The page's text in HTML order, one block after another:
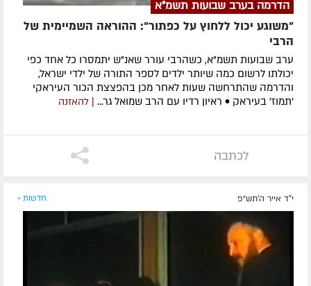
הדרמה בערב שבועות תשמ"א
"משוגע יכול ללחוץ על כפתור": ההוראה השמיימית של
הרבי
ערב שבועות תשמ"א, כשהרבי עורר שאנ"ש יתמסרו כל אחד כפי
יכולתו לרשום כמה שיותר ילדים לספר התורה של ילדי ישראל,
והדרמה שהתרחשה שעות לאחר מכן בהפצצת הכור העיראקי
'תמוז' בעיראק • ראיון רדיו עם הרב שמואל גר...
| להאזנה
לכתבה
י"ד אייר ה׳תש״פ חדשות »